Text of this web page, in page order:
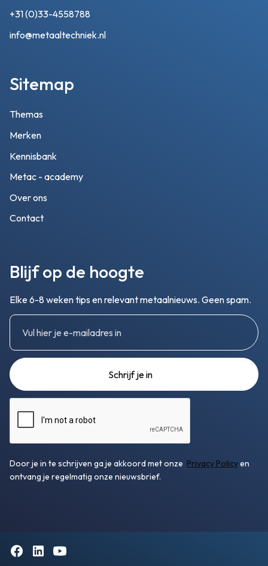
+31 (0)33-4558788
info@metaaltechniek.nl
Sitemap
Themas
Merken
Kennisbank
Metac - academy
Over ons
Contact
Blijf op de hoogte
Elke 6-8 weken tips en relevant metaalnieuws. Geen spam.
Door je in te schrijven ga je akkoord met onze Privacy Policyen
ontvang je regelmatig onze nieuwsbrief.